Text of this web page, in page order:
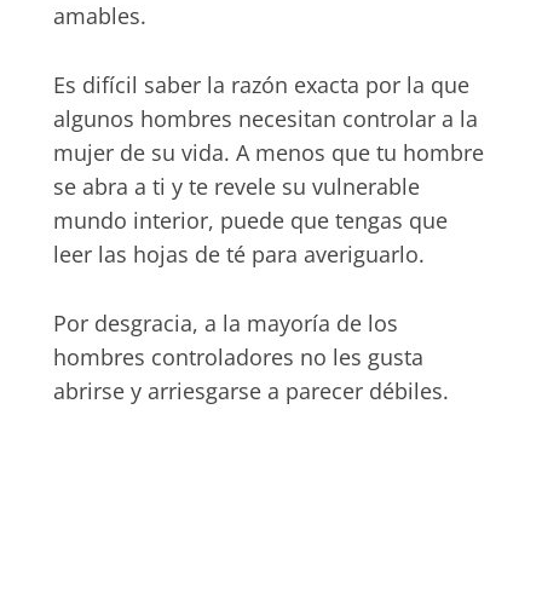
amables.
Es difícil saber la razón exacta por la que
algunos hombres necesitan controlar a la
mujer de su vida. A menos que tu hombre
se abra a ti y te revele su vulnerable
mundo interior, puede que tengas que
leer las hojas de té para averiguarlo.
Por desgracia, a la mayoría de los
hombres controladores no les gusta
abrirse y arriesgarse a parecer débiles.